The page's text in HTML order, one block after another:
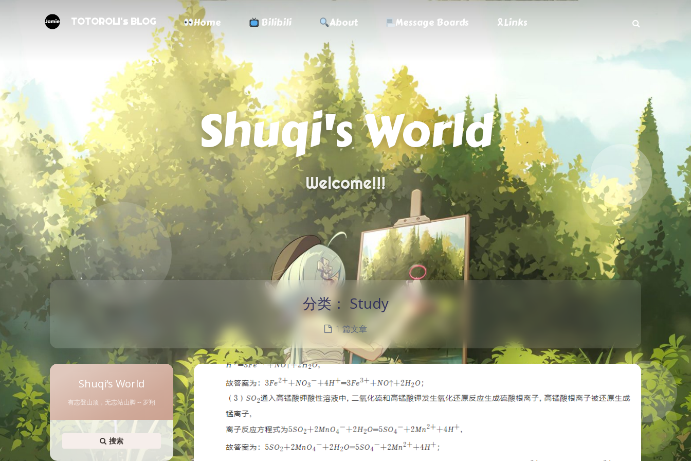
TOTOROLI's BLOG Home Bilibili About Message Boards 🎗Links
Shuqi's World
Welcome!!!
分类： Study
1 篇文章
Shuqi‘s World
有志登山顶，无志站山脚 -- 罗翔
搜索